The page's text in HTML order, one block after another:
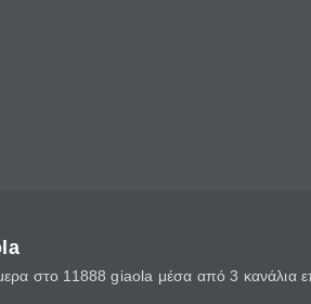
στο 11888 giaola μέσα από 3 κανάλια